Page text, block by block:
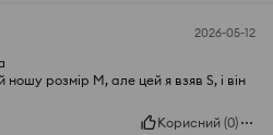
2026-05-12
розмір M, але цей я взяв S, і він
Корисний (0)